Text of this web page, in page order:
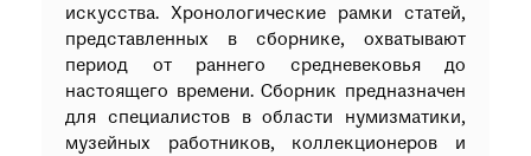
искусства. Хронологические рамки статей,
представленных в сборнике, охватывают
период от раннего средневековья до
настоящего времени. Сборник предназначен
для специалистов в области нумизматики,
музейных работников, коллекционеров и